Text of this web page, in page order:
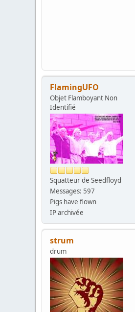
FlamingUFO
Objet Flamboyant Non
Identifié
Squatteur de Seedfloyd
Messages: 597
Pigs have flown
IP archivée
strum
drum